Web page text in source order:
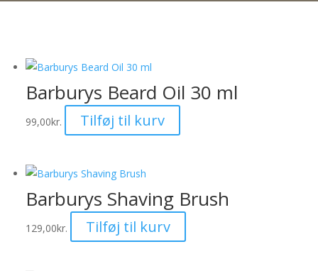
Barburys Beard Oil 30 ml
99,00kr. Tilføj til kurv
Barburys Shaving Brush
129,00kr. Tilføj til kurv